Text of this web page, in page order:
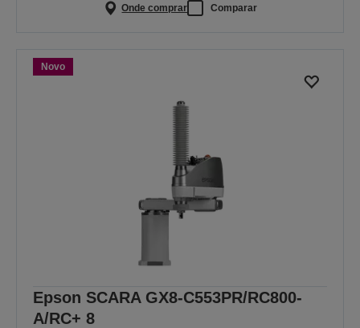
Onde comprar Comparar
Novo
Epson SCARA GX8-C553PR/RC800-
A/RC+ 8